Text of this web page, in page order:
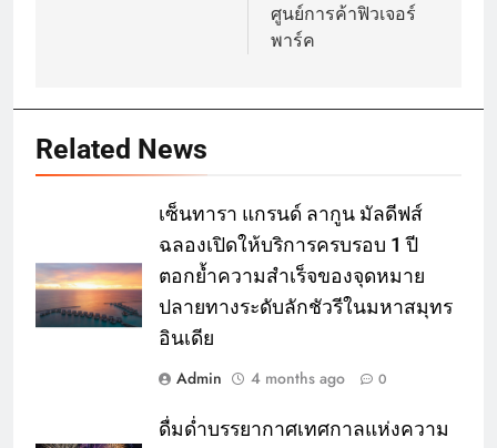
ศูนย์การค้าฟิวเจอร์
พาร์ค
Related News
เซ็นทารา แกรนด์ ลากูน มัลดีฟส์
ฉลองเปิดให้บริการครบรอบ 1 ปี
ตอกย้ำความสำเร็จของจุดหมาย
ปลายทางระดับลักชัวรีในมหาสมุทร
อินเดีย
Admin
4 months ago 0
ดื่มด่ำบรรยากาศเทศกาลแห่งความ